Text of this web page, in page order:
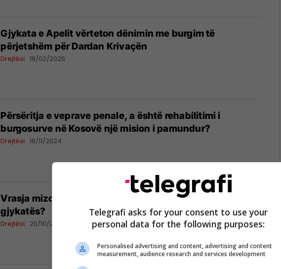
Gjykata e Apelit vërteton dënimin me burgim të
përjetshëm për Dardan Krivaçën
Drejtësi 19/02/2025
Përsëritja e veprave penale, a është rehabilitimi i
burgosurve në Kosovë një mision i pamundur?
Drejtësi 16/11/2024
Vrasja mizore e Marigona Osmanit, çka thotë aktgjykimi i
gjykatës?
Drejtësi 20/10/2024
Telegrafi asks for your consent to use your
personal data for the following purposes:
Personalised advertising and content, advertising and content
measurement, audience research and services development